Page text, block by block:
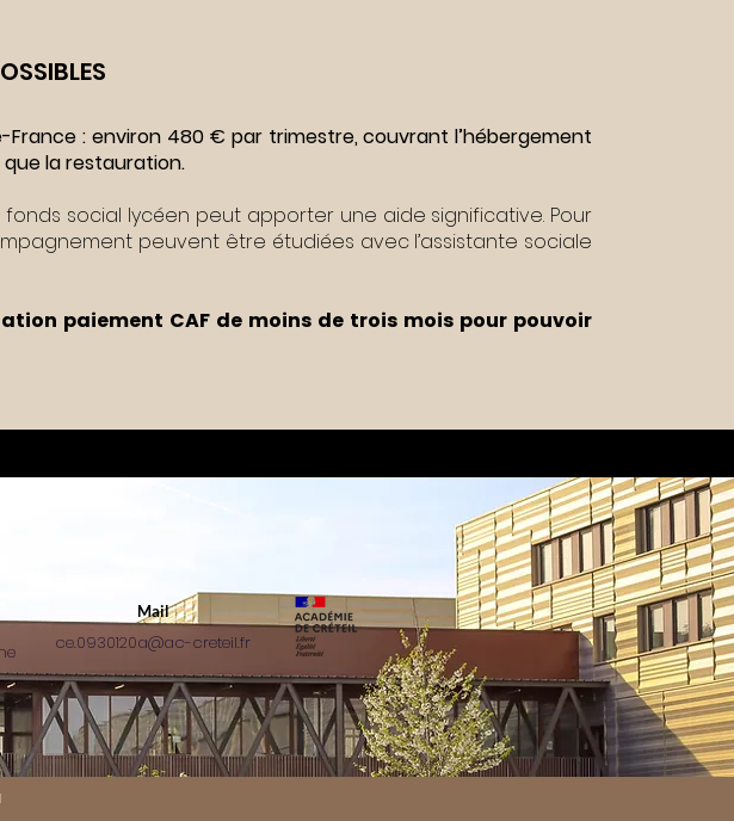
France : environ 480 € par trimestre, couvrant l’hébergement
la restauration.
social lycéen peut apporter une aide significative. Pour
peuvent être étudiées avec l’assistante sociale
paiement CAF de moins de trois mois pour pouvoir
Mail
ce.0930120a@ac-creteil.fr